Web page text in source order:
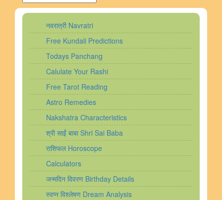
नवरात्री Navratri
Free Kundali Predictions
Todays Panchang
Calulate Your Rashi
Free Tarot Reading
Astro Remedies
Nakshatra Characteristics
श्री साईं बाबा Shri Sai Baba
राशिफल Horoscope
Calculators
जन्मदिन विवरण Birthday Details
स्वप्न विश्लेषण Dream Analysis